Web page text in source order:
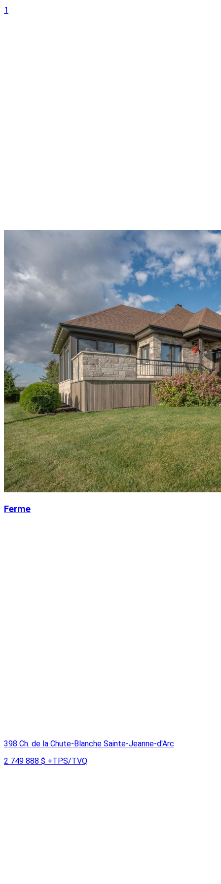
1
Ferme
398 Ch. de la Chute-Blanche Sainte-Jeanne-d'Arc
2 749 888 $ +TPS/TVQ